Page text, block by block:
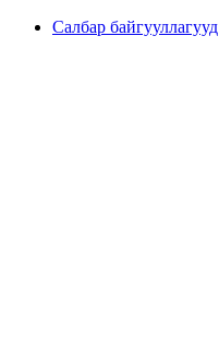
Салбар байгууллагууд